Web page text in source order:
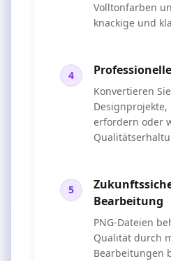
Volltonfarben
knackige und
4
Konvertieren
Designprojekte,
erfordern oder
5
Bearbeitung
PNG-Dateien
Qualität durch
Bearbeitungen